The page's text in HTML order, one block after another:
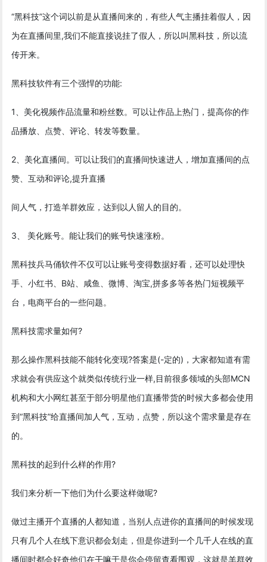
“黑科技”这个词以前是从直播间来的，有些人气主播挂着假人，因
为在直播间里,我们不能直接说挂了假人，所以叫黑科技，所以流
传开来。
黑科技软件有三个强悍的功能:
1、美化视频作品流量和粉丝数。可以让作品上热门，提高你的作
品播放、点赞、评论、转发等数量。
2、美化直播间。可以让我们的直播间快速进人，增加直播间的点
赞、互动和评论,提升直播
间人气，打造羊群效应，达到以人留人的目的。
3、 美化账号。能让我们的账号快速涨粉。
黑科技兵马俑软件不仅可以让账号变得数据好看，还可以处理快
手、小红书、B站、咸鱼、微博、淘宝,拼多多等各热门短视频平
台，电商平台的一些问题。
黑科技需求量如何?
那么操作黑科技能不能转化变现?答案是(-定的)，大家都知道有需
求就会有供应这个就类似传统行业一样,目前很多领域的头部MCN
机构和大小网红甚至于部分明星他们直播带货的时候大多都会使用
到“黑科技”给直播间加人气，互动，点赞，所以这个需求量是存在
的。
黑科技的起到什么样的作用?
我们来分析一下他们为什么要这样做呢?
做过主播开个直播的人都知道，当别人点进你的直播间的时候发现
只有几个人在线下意识都会划走，但是你进到一个几千人在线的直
播间时都会好奇他们在干嘛于是你会停留查看围观，这就是羊群效